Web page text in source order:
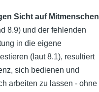
Sicht auf Mitmenschen
8.9) und der fehlenden
in die eigene
(laut 8.1), resultiert
sich bedienen und
arbeiten zu lassen - ohne